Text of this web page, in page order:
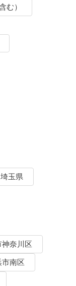
む）
埼玉県
奈川区
市南区